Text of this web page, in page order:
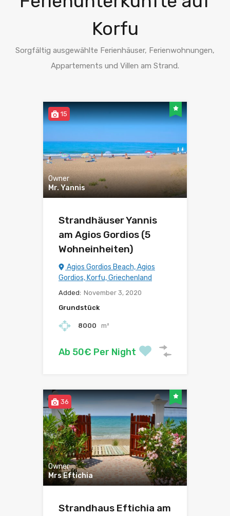
Korfu
Sorgfältig ausgewählte Ferienhäuser, Ferienwohnungen,
Appartements und Villen am Strand.
15
Owner
Mr. Yannis
Strandhäuser Yannis
am Agios Gordios (5
Wohneinheiten)
Agios Gordios Beach, Agios
Gordios, Korfu, Griechenland
Added: November 3, 2020
Grundstück
8000 m²
Ab 50€ Per Night
36
Owner
Mrs Eftichia
Strandhaus Eftichia am